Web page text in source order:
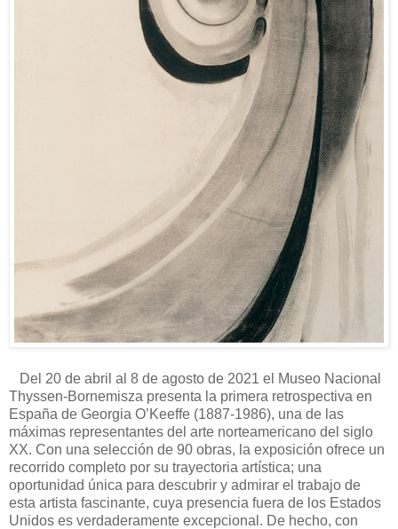
Del 20 de abril al 8 de agosto de 2021 el Museo Nacional
Thyssen-Bornemisza presenta la primera retrospectiva en
España de Georgia O’Keeffe (1887-1986), una de las
máximas representantes del arte norteamericano del siglo
XX. Con una selección de 90 obras, la exposición ofrece un
recorrido completo por su trayectoria artística; una
oportunidad única para descubrir y admirar el trabajo de
esta artista fascinante, cuya presencia fuera de los Estados
Unidos es verdaderamente excepcional. De hecho, con